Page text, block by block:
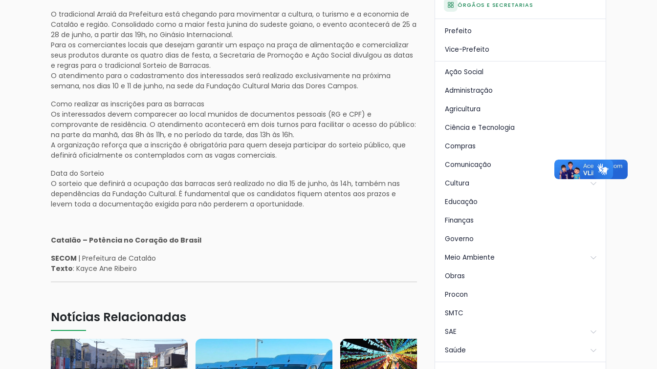
O tradicional Arraiá da Prefeitura está chegando para movimentar a cultura, o turismo e a economia de
Catalão e região. Consolidado como a maior festa junina do sudeste goiano, o evento acontecerá de 25 a
28 de junho, a partir das 19h, no Ginásio Internacional.
Para os comerciantes locais que desejam garantir um espaço na praça de alimentação e comercializar
seus produtos durante os quatro dias de festa, a Secretaria de Promoção e Ação Social divulgou as datas
e regras para o tradicional Sorteio de Barracas.
O atendimento para o cadastramento dos interessados será realizado exclusivamente na próxima
semana, nos dias 10 e 11 de junho, na sede da Fundação Cultural Maria das Dores Campos.
Como realizar as inscrições para as barracas
Os interessados devem comparecer ao local munidos de documentos pessoais (RG e CPF) e
comprovante de residência. O atendimento acontecerá em dois turnos para facilitar o acesso do público:
na parte da manhã, das 8h às 11h, e no período da tarde, das 13h às 16h.
A organização reforça que a inscrição é obrigatória para quem deseja participar do sorteio público, que
definirá oficialmente os contemplados com as vagas comerciais.
Data do Sorteio
O sorteio que definirá a ocupação das barracas será realizado no dia 15 de junho, às 14h, também nas
dependências da Fundação Cultural. É fundamental que os candidatos fiquem atentos aos prazos e
levem toda a documentação exigida para não perderem a oportunidade.
Catalão – Potência no Coração do Brasil
SECOM | Prefeitura de Catalão
Texto: Kayce Ane Ribeiro
Notícias Relacionadas
ÓRGÃOS E SECRETARIAS
Prefeito
Vice-Prefeito
Ação Social
Administração
Agricultura
Ciência e Tecnologia
Compras
Comunicação
Cultura
Educação
Finanças
Governo
Meio Ambiente
Obras
Procon
SMTC
SAE
Saúde